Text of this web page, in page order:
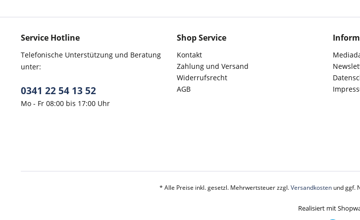
Service Hotline
Telefonische Unterstützung und Beratung
unter:
0341 22 54 13 52
Mo - Fr 08:00 bis 17:00 Uhr
Shop Service
Kontakt
Zahlung und Versand
Widerrufsrecht
AGB
* Alle Preise inkl. gesetzl. Mehrwertsteuer zzgl.Versandkostenund ggf.
Realisiert mit